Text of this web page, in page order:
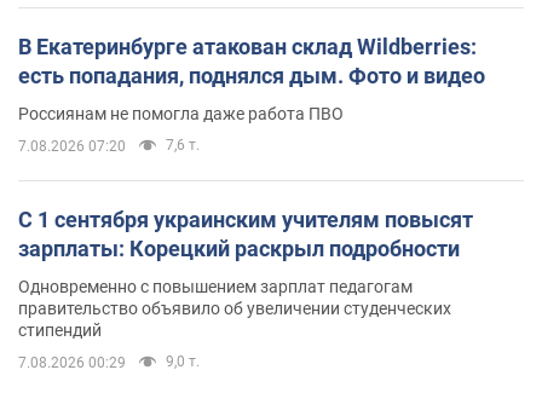
В Екатеринбурге атакован склад Wildberries:
есть попадания, поднялся дым. Фото и видео
Россиянам не помогла даже работа ПВО
7.08.2026 07:20 7,6 т.
С 1 сентября украинским учителям повысят
зарплаты: Корецкий раскрыл подробности
Одновременно с повышением зарплат педагогам
правительство объявило об увеличении студенческих
стипендий
7.08.2026 00:29 9,0 т.